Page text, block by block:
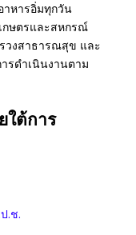
หารอิ่มทุกวัน
กษตรและสหกรณ์
วงสาธารณสุข และ
รดำเนินงานตาม
ใต้การ
.ช.